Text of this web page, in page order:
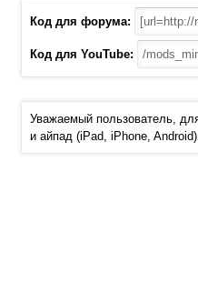
Код для форума:
Код для YouTube:
Уважаемый пользователь,
и айпад (iPad, iPhone,